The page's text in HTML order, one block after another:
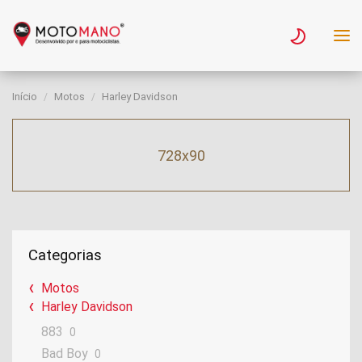
Início Motos Harley Davidson
728x90
Categorias
Motos
Harley Davidson
883
0
Bad Boy 0